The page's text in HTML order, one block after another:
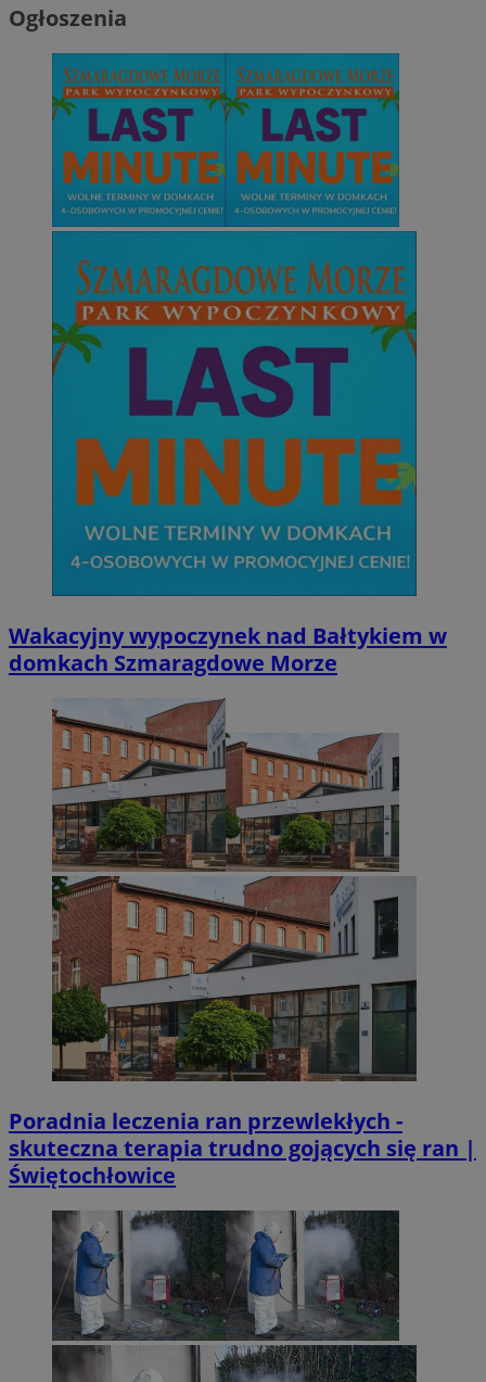
Ogłoszenia
Wakacyjny wypoczynek nad Bałtykiem w
domkach Szmaragdowe Morze
Poradnia leczenia ran przewlekłych -
skuteczna terapia trudno gojących się ran |
Świętochłowice